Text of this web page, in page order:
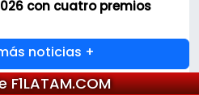
con cuatro premios
noticias +